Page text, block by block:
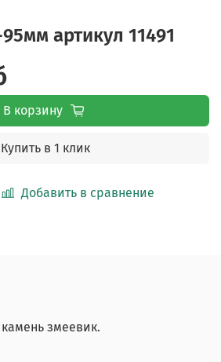
артикул 11491
Добавить в сравнение
В корзину
Купить в 1 клик
змеевик.